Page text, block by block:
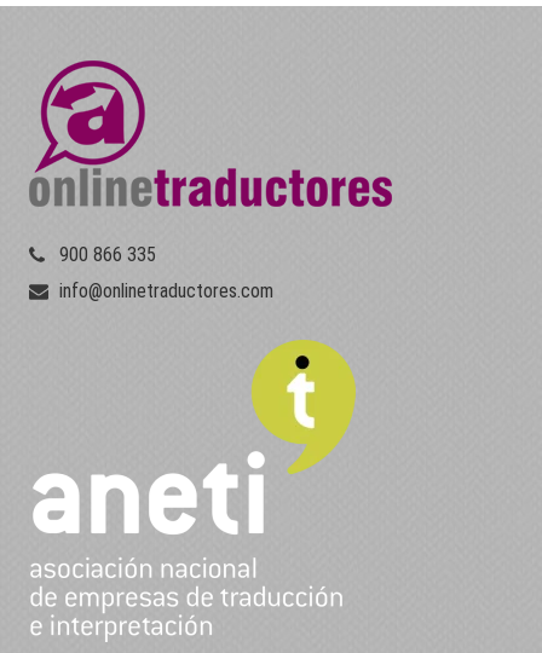
900 866 335
info@onlinetraductores.com